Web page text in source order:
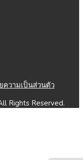
ความเป็นส่วนตัว
Rights Reserved.